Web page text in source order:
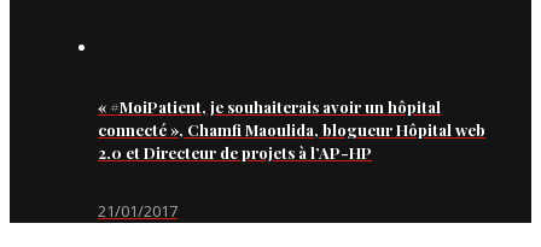
« #MoiPatient, je souhaiterais avoir un hôpital
connecté », Chamfi Maoulida, blogueur Hôpital web
2.0 et Directeur de projets à l’AP-HP
21/01/2017